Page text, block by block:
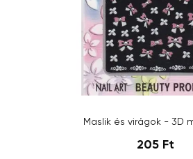
Maslik és virágok - 3D
205 Ft